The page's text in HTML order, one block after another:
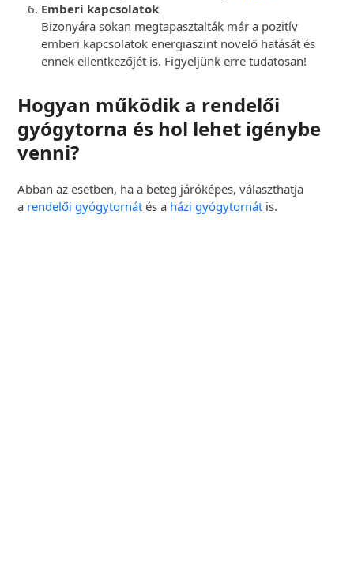
Emberi kapcsolatok
Bizonyára sokan megtapasztalták már a pozitív
emberi kapcsolatok energiaszint növelő hatását és
ennek ellentkezőjét is. Figyeljünk erre tudatosan!
Hogyan működik a rendelői
gyógytorna és hol lehet igénybe
venni?
Abban az esetben, ha a beteg járóképes, választhatja
a rendelői gyógytornát és a házi gyógytornát is.